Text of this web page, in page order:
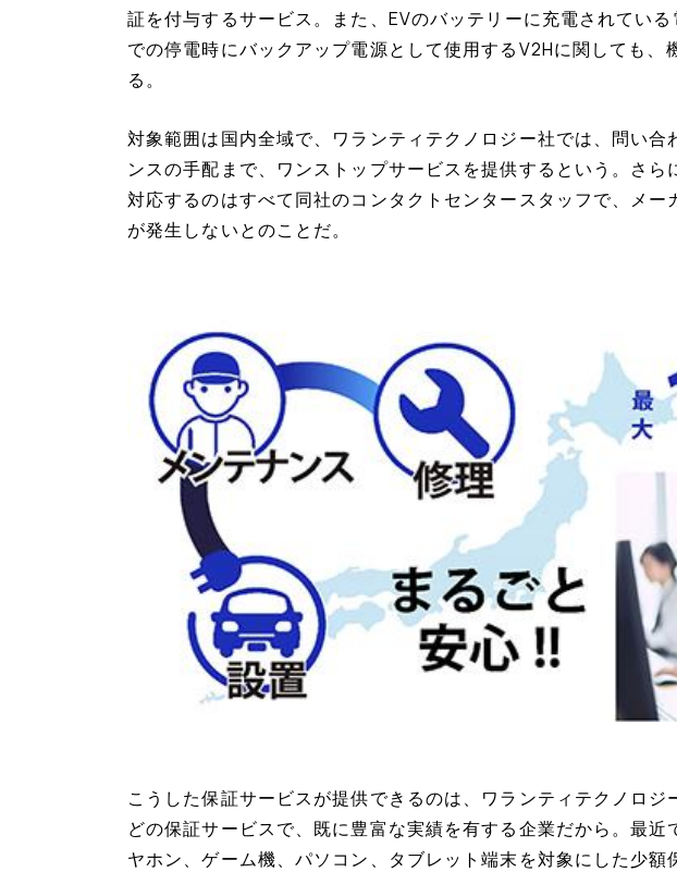
証を付与するサービス。また、EVのバッテリーに充電されてい
での停電時にバックアップ電源として使用するV2Hに関しても、
る。
対象範囲は国内全域で、ワランティテクノロジー社では、問い合
ンスの手配まで、ワンストップサービスを提供するという。さら
対応するのはすべて同社のコンタクトセンタースタッフで、メー
が発生しないとのことだ。
こうした保証サービスが提供できるのは、ワランティテクノロ
どの保証サービスで、既に豊富な実績を有する企業だから。最近
ヤホン、ゲーム機、パソコン、タブレット端末を対象にした少